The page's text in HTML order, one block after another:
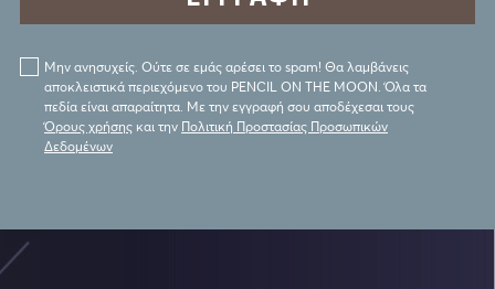
Μην ανησυχείς. Ούτε σε εμάς αρέσει το spam! Θα λαμβάνεις
αποκλειστικά περιεχόμενο του PENCIL ON THE MOON. Όλα τα
πεδία είναι απαραίτητα. Με την εγγραφή σου αποδέχεσαι τους
Όρους χρήσης και την Πολιτική Προστασίας Προσωπικών
Δεδομένων